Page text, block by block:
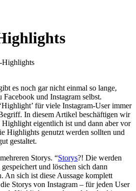
Highlights
es noch gar nicht einmal so lange,
und Instagram selbst.
für viele Instagram-User immer
In diesem Artikel beschäftigen wir
eigentlich ist und dann aber vor
Highlights genutzt werden sollten und
gestaltet.
Storys. “Storys?! Die werden
und löschen sich dann
An sich ist diese Aussage komplett
Storys von Instagram – für jeden User